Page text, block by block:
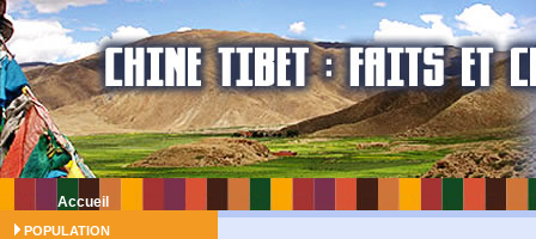
Accueil
POPULATION